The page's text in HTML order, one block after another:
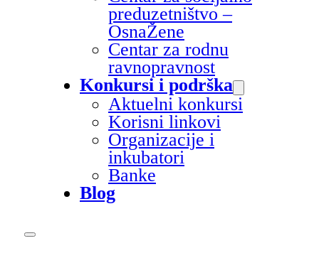
preduzetništvo –
OsnaŽene
Centar za rodnu
ravnopravnost
Konkursi i podrška
Aktuelni konkursi
Korisni linkovi
Organizacije i
inkubatori
Banke
Blog